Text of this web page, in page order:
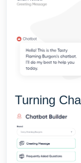
Turning